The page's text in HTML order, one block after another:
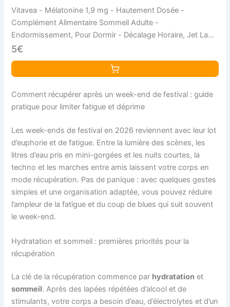
Vitavea - Mélatonine 1,9 mg - Hautement Dosée -
Complément Alimentaire Sommeil Adulte -
Endormissement, Pour Dormir - Décalage Horaire, Jet Lag -
60 comprimés - Cure 2 mois - Fabriqué en France
5€
Comment récupérer après un week-end de festival : guide
pratique pour limiter fatigue et déprime
Les week-ends de festival en 2026 reviennent avec leur lot
d’euphorie et de fatigue. Entre la lumière des scènes, les
litres d’eau pris en mini-gorgées et les nuits courtes, la
techno et les marches entre amis laissent votre corps en
mode récupération. Pas de panique : avec quelques gestes
simples et une organisation adaptée, vous pouvez réduire
l’ampleur de la fatigue et du coup de blues qui suit souvent
le week-end.
Hydratation et sommeil : premières priorités pour la
récupération
La clé de la récupération commence par hydratation et
sommeil. Après des lapées répétées d’alcool et de
stimulants, votre corps a besoin d’eau, d’électrolytes et d’un